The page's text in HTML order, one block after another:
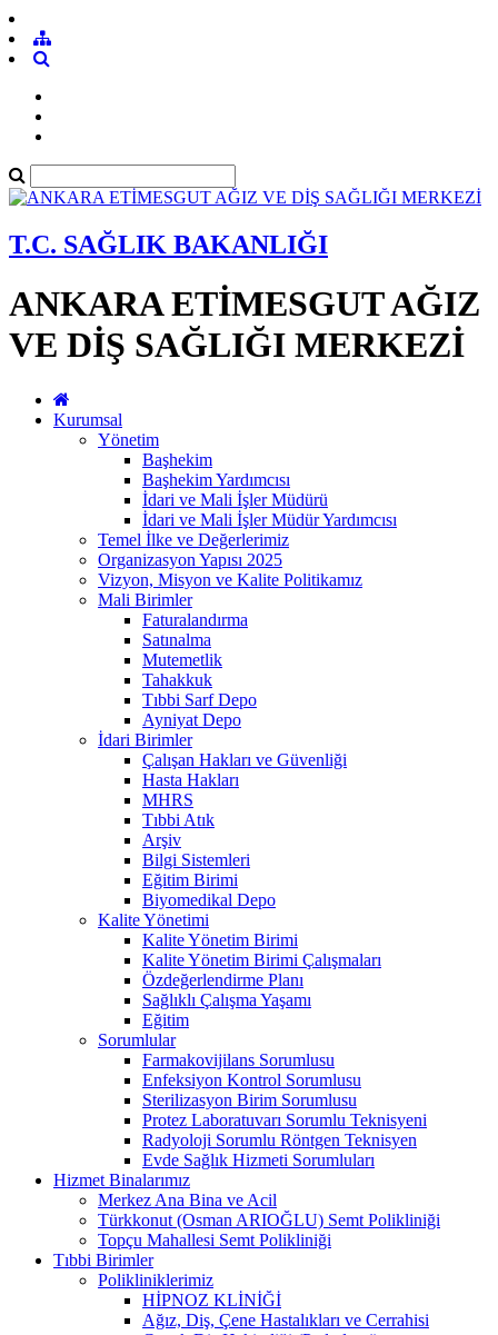
T.C. SAĞLIK BAKANLIĞI
ANKARA ETİMESGUT AĞIZ
VE DİŞ SAĞLIĞI MERKEZİ
Kurumsal
Yönetim
Başhekim
Başhekim Yardımcısı
İdari ve Mali İşler Müdürü
İdari ve Mali İşler Müdür Yardımcısı
Temel İlke ve Değerlerimiz
Organizasyon Yapısı 2025
Vizyon, Misyon ve Kalite Politikamız
Mali Birimler
Faturalandırma
Satınalma
Mutemetlik
Tahakkuk
Tıbbi Sarf Depo
Ayniyat Depo
İdari Birimler
Çalışan Hakları ve Güvenliği
Hasta Hakları
MHRS
Tıbbi Atık
Arşiv
Bilgi Sistemleri
Eğitim Birimi
Biyomedikal Depo
Kalite Yönetimi
Kalite Yönetim Birimi
Kalite Yönetim Birimi Çalışmaları
Özdeğerlendirme Planı
Sağlıklı Çalışma Yaşamı
Eğitim
Sorumlular
Farmakovijilans Sorumlusu
Enfeksiyon Kontrol Sorumlusu
Sterilizasyon Birim Sorumlusu
Protez Laboratuvarı Sorumlu Teknisyeni
Radyoloji Sorumlu Röntgen Teknisyen
Evde Sağlık Hizmeti Sorumluları
Hizmet Binalarımız
Merkez Ana Bina ve Acil
Türkkonut (Osman ARIOĞLU) Semt Polikliniği
Topçu Mahallesi Semt Polikliniği
Tıbbi Birimler
Polikliniklerimiz
HİPNOZ KLİNİĞİ
Ağız, Diş, Çene Hastalıkları ve Cerrahisi